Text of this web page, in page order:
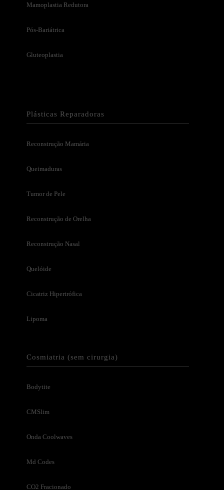
Mamoplastia Redutora
Pós-Bariátrica
Gluteoplastia
Plásticas Reparadoras
Reconstrução Mamária
Queimaduras
Tumor de Pele
Reconstrução de Orelha
Reconstrução Nasal
Quelóide
Cicatriz Hipertrófica
Lipoma
Cosmiatria (sem cirurgia)
Bodytite
CMSlim
Onda Coolwaves
Md Codes
CO2 Fracionado